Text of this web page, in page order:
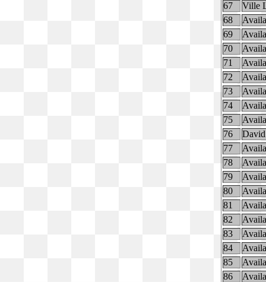
67
Ville
68
69
70
71
72
73
74
75
76
77
78
79
80
81
82
83
84
85
86